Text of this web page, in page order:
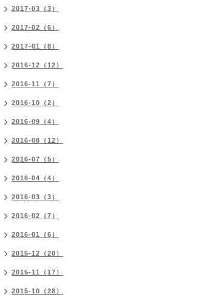
2017-03（3）
2017-02（6）
2017-01（8）
2016-12（12）
2016-11（7）
2016-10（2）
2016-09（4）
2016-08（12）
2016-07（5）
2016-04（4）
2016-03（3）
2016-02（7）
2016-01（6）
2015-12（20）
2015-11（17）
2015-10（28）